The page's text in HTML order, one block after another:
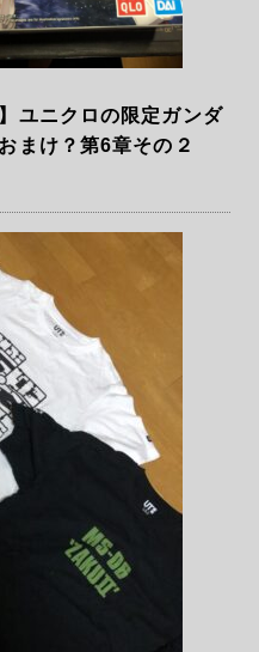
ユニクロの限定ガンダ
まけ？第6章その２